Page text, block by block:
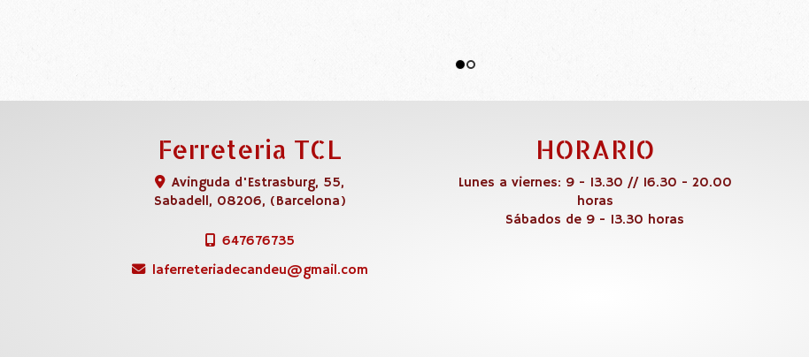
Ferreteria TCL
Avinguda d'Estrasburg, 55,
Sabadell, 08206, (Barcelona)
647676735
laferreteriadecandeu
gmail.com
HORARIO
Lunes a viernes: 9 - 13.30 // 16.30 - 20.00
horas
Sábados de 9 - 13.30 horas